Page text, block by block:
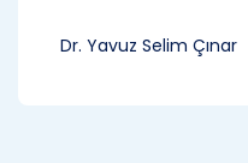
Dr. Yavuz Selim Çınar